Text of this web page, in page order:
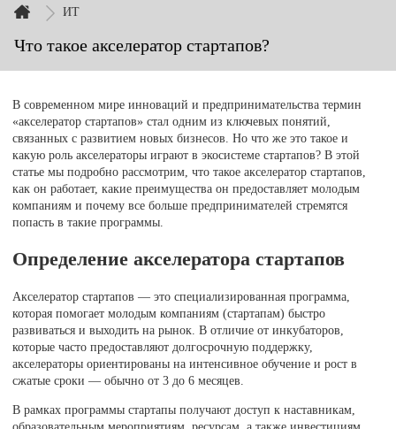
ИТ
Что такое акселератор стартапов?
В современном мире инноваций и предпринимательства термин
«акселератор стартапов» стал одним из ключевых понятий,
связанных с развитием новых бизнесов. Но что же это такое и
какую роль акселераторы играют в экосистеме стартапов? В этой
статье мы подробно рассмотрим, что такое акселератор стартапов,
как он работает, какие преимущества он предоставляет молодым
компаниям и почему все больше предпринимателей стремятся
попасть в такие программы.
Определение акселератора стартапов
Акселератор стартапов — это специализированная программа,
которая помогает молодым компаниям (стартапам) быстро
развиваться и выходить на рынок. В отличие от инкубаторов,
которые часто предоставляют долгосрочную поддержку,
акселераторы ориентированы на интенсивное обучение и рост в
сжатые сроки — обычно от 3 до 6 месяцев.
В рамках программы стартапы получают доступ к наставникам,